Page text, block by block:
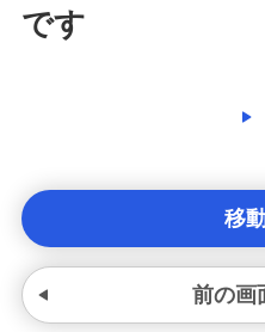
です
移
前の画